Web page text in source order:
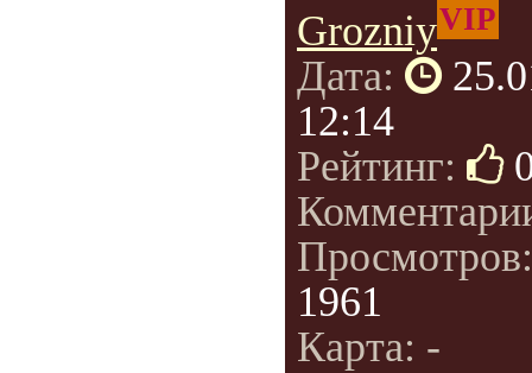
GrozniyVIP
Дата:
12:14
Рейтинг:
1961
Карта: -